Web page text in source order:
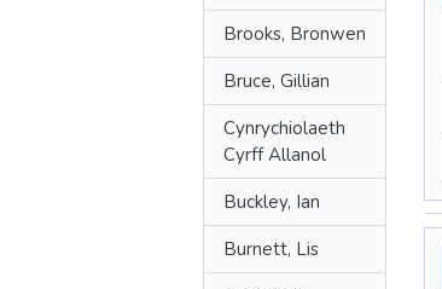
Brooks, Bronwen
Bruce, Gillian
Cynrychiolaeth
Cyrff Allanol
Buckley, Ian
Burnett, Lis